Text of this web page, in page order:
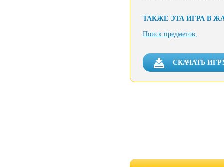
ТАКЖЕ ЭТА ИГРА В
Поиск предметов,
СКАЧАТЬ